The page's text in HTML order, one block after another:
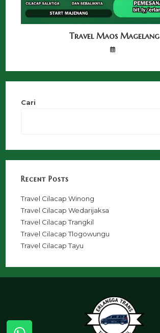
Travel Maos Magelang
Cari
Recent Posts
Travel Cilacap Winong
Travel Cilacap Wedarijaksa
Travel Cilacap Trangkil
Travel Cilacap Tlogowungu
Travel Cilacap Tayu